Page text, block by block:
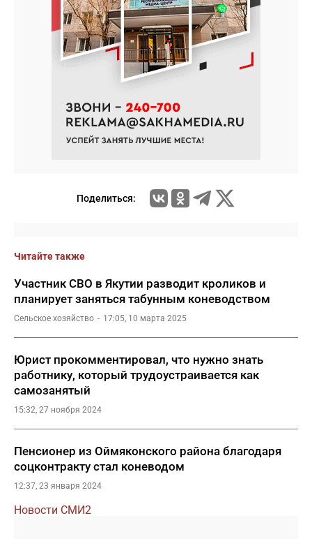
Поделиться:
Читайте также
Участник СВО в Якутии разводит кроликов и
планирует заняться табунным коневодством
Сельское хозяйство 17:05, 10 марта 2025
Юрист прокомментировал, что нужно знать
работнику, который трудоустраивается как
самозанятый
15:32, 27 ноября 2024
Пенсионер из Оймяконского района благодаря
соцконтракту стал коневодом
12:37, 23 января 2024
Новости СМИ2